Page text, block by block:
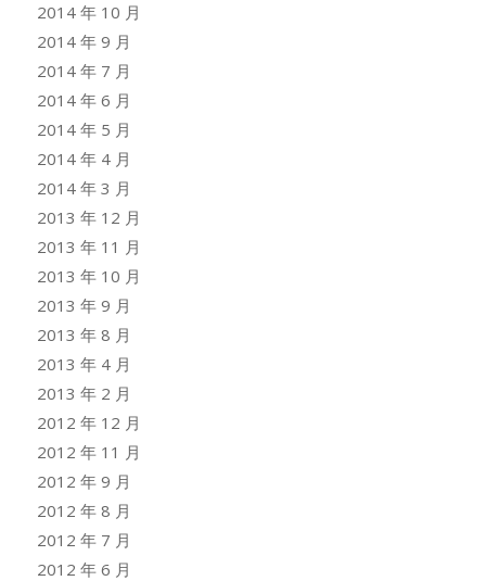
2014 年 10 月
2014 年 9 月
2014 年 7 月
2014 年 6 月
2014 年 5 月
2014 年 4 月
2014 年 3 月
2013 年 12 月
2013 年 11 月
2013 年 10 月
2013 年 9 月
2013 年 8 月
2013 年 4 月
2013 年 2 月
2012 年 12 月
2012 年 11 月
2012 年 9 月
2012 年 8 月
2012 年 7 月
2012 年 6 月